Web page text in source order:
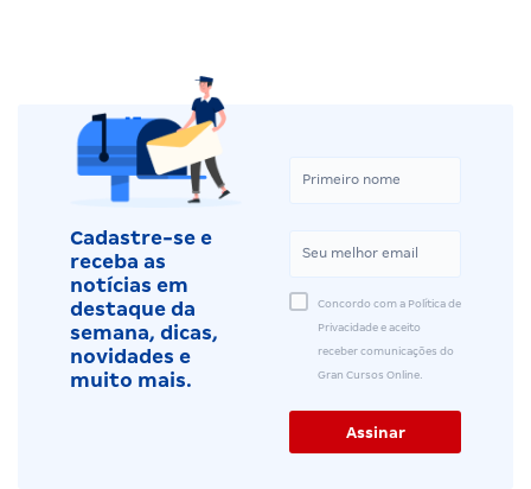
Cadastre-se e
receba as
notícias em
destaque da
semana, dicas,
novidades e
muito mais.
Concordo com a Política de
Privacidade e aceito
receber comunicações do
Gran Cursos Online.